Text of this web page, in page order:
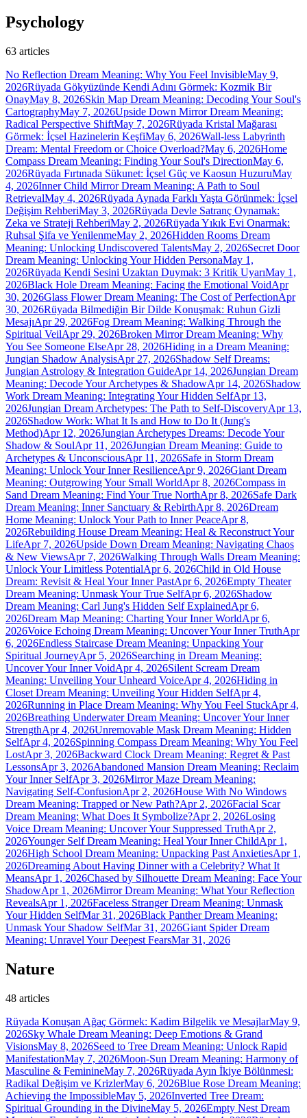
Psychology
63 articles
No Reflection Dream Meaning: Why You Feel InvisibleMay 9,
2026Rüyada Gökyüzünde Kendi Adını Görmek: Kozmik Bir
OnayMay 8, 2026Skin Map Dream Meaning: Decoding Your Soul's
CartographyMay 7, 2026Upside Down Mirror Dream Meaning:
Radical Perspective ShiftMay 7, 2026Rüyada Kristal Mağarası
Görmek: İçsel Hazinelerin KeşfiMay 6, 2026Wall-less Labyrinth
Dream: Mental Freedom or Choice Overload?May 6, 2026Home
Compass Dream Meaning: Finding Your Soul's DirectionMay 6,
2026Rüyada Fırtınada Sükunet: İçsel Güç ve Kaosun HuzuruMay
4, 2026Inner Child Mirror Dream Meaning: A Path to Soul
RetrievalMay 4, 2026Rüyada Aynada Farklı Yaşta Görünmek: İçsel
Değişim RehberiMay 3, 2026Rüyada Devle Satranç Oynamak:
Zeka ve Strateji RehberiMay 2, 2026Rüyada Yıkık Evi Onarmak:
Ruhsal Şifa ve YenilenmeMay 2, 2026Hidden Rooms Dream
Meaning: Unlocking Undiscovered TalentsMay 2, 2026Secret Door
Dream Meaning: Unlocking Your Hidden PersonaMay 1,
2026Rüyada Kendi Sesini Uzaktan Duymak: 3 Kritik UyarıMay 1,
2026Black Hole Dream Meaning: Facing the Emotional VoidApr
30, 2026Glass Flower Dream Meaning: The Cost of PerfectionApr
30, 2026Rüyada Bilmediğin Bir Dilde Konuşmak: Ruhun Gizli
MesajıApr 29, 2026Fog Dream Meaning: Walking Through the
Spiritual VeilApr 29, 2026Broken Mirror Dream Meaning: Why
You See Someone ElseApr 28, 2026Hiding in a Dream Meaning:
Jungian Shadow AnalysisApr 27, 2026Shadow Self Dreams:
Jungian Astrology & Integration GuideApr 14, 2026Jungian Dream
Meaning: Decode Your Archetypes & ShadowApr 14, 2026Shadow
Work Dream Meaning: Integrating Your Hidden SelfApr 13,
2026Jungian Dream Archetypes: The Path to Self-DiscoveryApr 13,
2026Shadow Work: What It Is and How to Do It (Jung's
Method)Apr 12, 2026Jungian Archetypes Dreams: Decode Your
Shadow & SoulApr 11, 2026Jungian Dream Meaning: Guide to
Archetypes & UnconsciousApr 11, 2026Safe in Storm Dream
Meaning: Unlock Your Inner ResilienceApr 9, 2026Giant Dream
Meaning: Outgrowing Your Small WorldApr 8, 2026Compass in
Sand Dream Meaning: Find Your True NorthApr 8, 2026Safe Dark
Dream Meaning: Inner Sanctuary & RebirthApr 8, 2026Dream
Home Meaning: Unlock Your Path to Inner PeaceApr 8,
2026Rebuilding House Dream Meaning: Heal & Reconstruct Your
LifeApr 7, 2026Upside Down Dream Meaning: Navigating Chaos
& New ViewsApr 7, 2026Walking Through Walls Dream Meaning:
Unlock Your Limitless PotentialApr 6, 2026Child in Old House
Dream: Revisit & Heal Your Inner PastApr 6, 2026Empty Theater
Dream Meaning: Unmask Your True SelfApr 6, 2026Shadow
Dream Meaning: Carl Jung's Hidden Self ExplainedApr 6,
2026Dream Map Meaning: Charting Your Inner WorldApr 6,
2026Voice Echoing Dream Meaning: Uncover Your Inner TruthApr
6, 2026Endless Staircase Dream Meaning: Unpacking Your
Spiritual JourneyApr 5, 2026Searching in Dream Meaning:
Uncover Your Inner VoidApr 4, 2026Silent Scream Dream
Meaning: Unveiling Your Unheard VoiceApr 4, 2026Hiding in
Closet Dream Meaning: Unveiling Your Hidden SelfApr 4,
2026Running in Place Dream Meaning: Why You Feel StuckApr 4,
2026Breathing Underwater Dream Meaning: Uncover Your Inner
StrengthApr 4, 2026Unremovable Mask Dream Meaning: Hidden
SelfApr 4, 2026Spinning Compass Dream Meaning: Why You Feel
LostApr 3, 2026Backward Clock Dream Meaning: Regret & Past
LessonsApr 3, 2026Abandoned Mansion Dream Meaning: Reclaim
Your Inner SelfApr 3, 2026Mirror Maze Dream Meaning:
Navigating Self-ConfusionApr 2, 2026House With No Windows
Dream Meaning: Trapped or New Path?Apr 2, 2026Facial Scar
Dream Meaning: What Does It Symbolize?Apr 2, 2026Losing
Voice Dream Meaning: Uncover Your Suppressed TruthApr 2,
2026Younger Self Dream Meaning: Heal Your Inner ChildApr 1,
2026High School Dream Meaning: Unpacking Past AnxietiesApr 1,
2026Dreaming About Having Dinner with a Celebrity? What It
MeansApr 1, 2026Chased by Silhouette Dream Meaning: Face Your
ShadowApr 1, 2026Mirror Dream Meaning: What Your Reflection
RevealsApr 1, 2026Faceless Stranger Dream Meaning: Unmask
Your Hidden SelfMar 31, 2026Black Panther Dream Meaning:
Unmask Your Shadow SelfMar 31, 2026Giant Spider Dream
Meaning: Unravel Your Deepest FearsMar 31, 2026
Nature
48 articles
Rüyada Konuşan Ağaç Görmek: Kadim Bilgelik ve MesajlarMay 9,
2026Sky Whale Dream Meaning: Deep Emotions & Grand
VisionsMay 8, 2026Seed to Tree Dream Meaning: Unlock Rapid
ManifestationMay 7, 2026Moon-Sun Dream Meaning: Harmony of
Masculine & FeminineMay 7, 2026Rüyada Ayın İkiye Bölünmesi:
Radikal Değişim ve KrizlerMay 6, 2026Blue Rose Dream Meaning:
Achieving the ImpossibleMay 5, 2026Inverted Tree Dream:
Spiritual Grounding in the DivineMay 5, 2026Empty Nest Dream